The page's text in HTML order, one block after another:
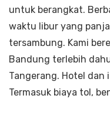
untuk berangkat.
waktu libur yang
tersambung. Kami
Bandung terlebih
Tangerang. Hotel dan
Termasuk biaya tol,